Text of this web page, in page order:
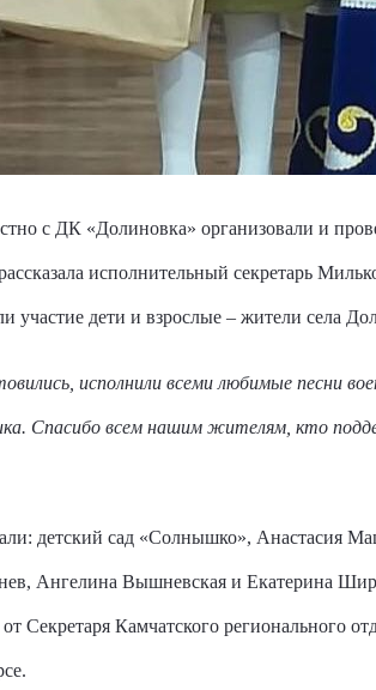
с ДК «Долиновка» организовали и
исполнительный секретарь
дети и взрослые – жители села
исполнили всеми любимые песни
Спасибо всем нашим жителям, кто
детский сад «Солнышко», Анастасия
Ангелина Вышневская и Екатерина
Секретаря Камчатского регионального